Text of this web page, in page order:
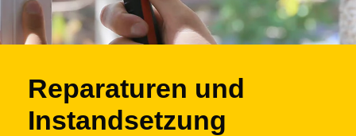
Reparaturen und
Instandsetzung